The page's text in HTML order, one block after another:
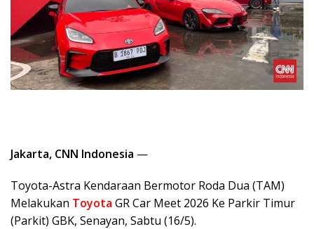
Jakarta, CNN Indonesia —
Toyota-Astra Kendaraan Bermotor Roda Dua (TAM)
Melakukan Toyota GR Car Meet 2026 Ke Parkir Timur
(Parkit) GBK, Senayan, Sabtu (16/5).